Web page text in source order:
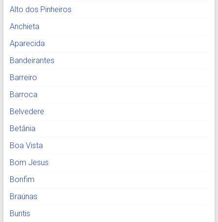
Alto dos Pinheiros
Anchieta
Aparecida
Bandeirantes
Barreiro
Barroca
Belvedere
Betânia
Boa Vista
Bom Jesus
Bonfim
Braúnas
Buritis